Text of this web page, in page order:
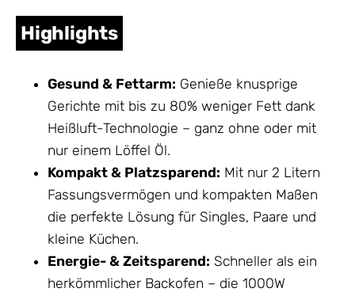
Highlights
Gesund & Fettarm: Genieße knusprige
Gerichte mit bis zu 80% weniger Fett dank
Heißluft-Technologie – ganz ohne oder mit
nur einem Löffel Öl.
Kompakt & Platzsparend: Mit nur 2 Litern
Fassungsvermögen und kompakten Maßen
die perfekte Lösung für Singles, Paare und
kleine Küchen.
Energie- & Zeitsparend: Schneller als ein
herkömmlicher Backofen – die 1000W